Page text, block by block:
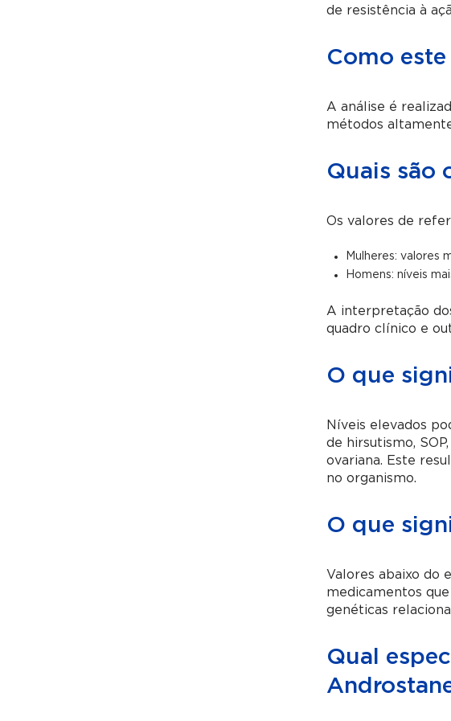
de resistência à
Como
A análise é
métodos
Quais são
Os valores de
Mulheres: valores
Homens: níveis
A interpretação
quadro clínico e
O que
Níveis elevados
de hirsutismo,
ovariana. Este
no organismo.
O que
Valores abaixo do
medicamentos
genéticas
Qual